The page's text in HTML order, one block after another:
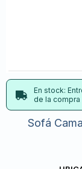
En stock:
de la compra
Sofá